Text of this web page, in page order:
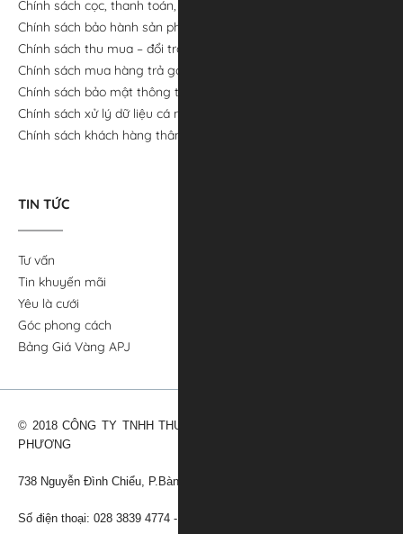
Chính sách cọc, thanh toán, giao hàng
Chính sách bảo hành sản phẩm
Chính sách thu mua – đổi trả
Chính sách mua hàng trả góp
Chính sách bảo mật thông tin
Chính sách xử lý dữ liệu cá nhân
Chính sách khách hàng thân thiết APJ
TIN TỨC
Tư vấn
Tin khuyến mãi
Yêu là cưới
Góc phong cách
Bảng Giá Vàng APJ
© 2018 CÔNG TY TNHH THƯƠNG MẠI VÀNG BẠC ĐÁ QUÝ ANH
PHƯƠNG
738 Nguyễn Đình Chiểu, P.Bàn Cờ, TPHCM
Số điện thoại: 028 3839 4774 - Email: